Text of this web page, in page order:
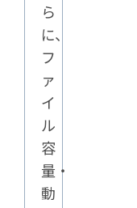
ら
に、
フ
ァ
イ
ル
容
量・
動